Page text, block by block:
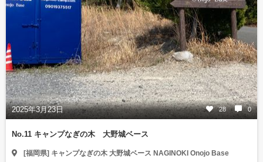
2025年3月23日 28 0
No.11 キャンプなぎの木 大野城ベース
[福岡県] キャンプなぎの木 大野城ベース NAGINOKI Onojo Base